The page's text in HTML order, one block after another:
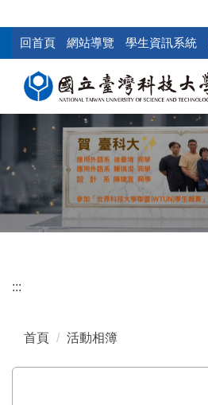
到
回首頁 網站導覽 學生資訊系統
:::
首頁 活動相簿